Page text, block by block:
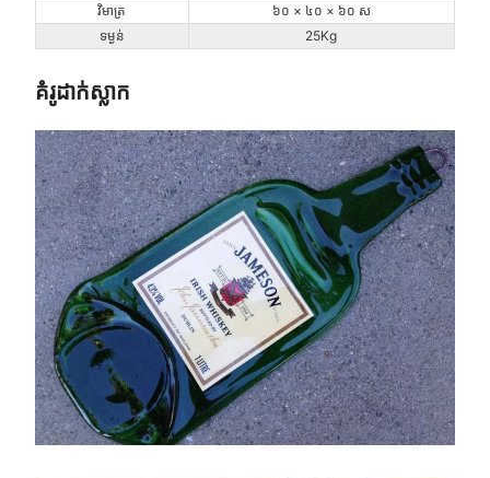
វិមាត្រ
៦០ × ៤០ × ៦០ ស
ទម្ងន់
25Kg
គំរូដាក់ស្លាក